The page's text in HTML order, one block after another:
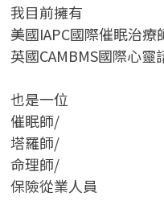
我目前擁有
美國IAPC國際催眠治療
英國CAMBMS國際心靈
也是一位
催眠師/
塔羅師/
命理師/
保險從業人員